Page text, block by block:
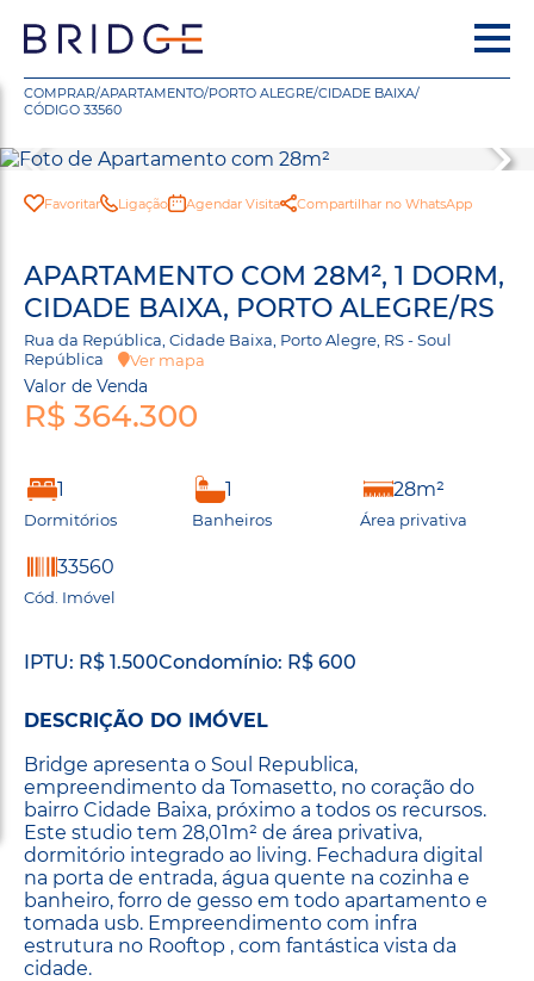
COMPRAR/APARTAMENTO/PORTO ALEGRE/CIDADE BAIXA/
CÓDIGO 33560
Favoritar Ligação Agendar Visita Compartilhar no WhatsApp
APARTAMENTO COM 28M², 1 DORM,
CIDADE BAIXA, PORTO ALEGRE/RS
Rua da República, Cidade Baixa, Porto Alegre, RS - Soul
República
Ver mapa
Valor de Venda
R$ 364.300
1
Dormitórios
1
Banheiros
28m²
Área privativa
33560
Cód. Imóvel
IPTU: R$ 1.500Condomínio: R$ 600
DESCRIÇÃO DO IMÓVEL
Bridge apresenta o Soul Republica,
empreendimento da Tomasetto, no coração do
bairro Cidade Baixa, próximo a todos os recursos.
Este studio tem 28,01m² de área privativa,
dormitório integrado ao living. Fechadura digital
na porta de entrada, água quente na cozinha e
banheiro, forro de gesso em todo apartamento e
tomada usb. Empreendimento com infra
estrutura no Rooftop , com fantástica vista da
cidade.